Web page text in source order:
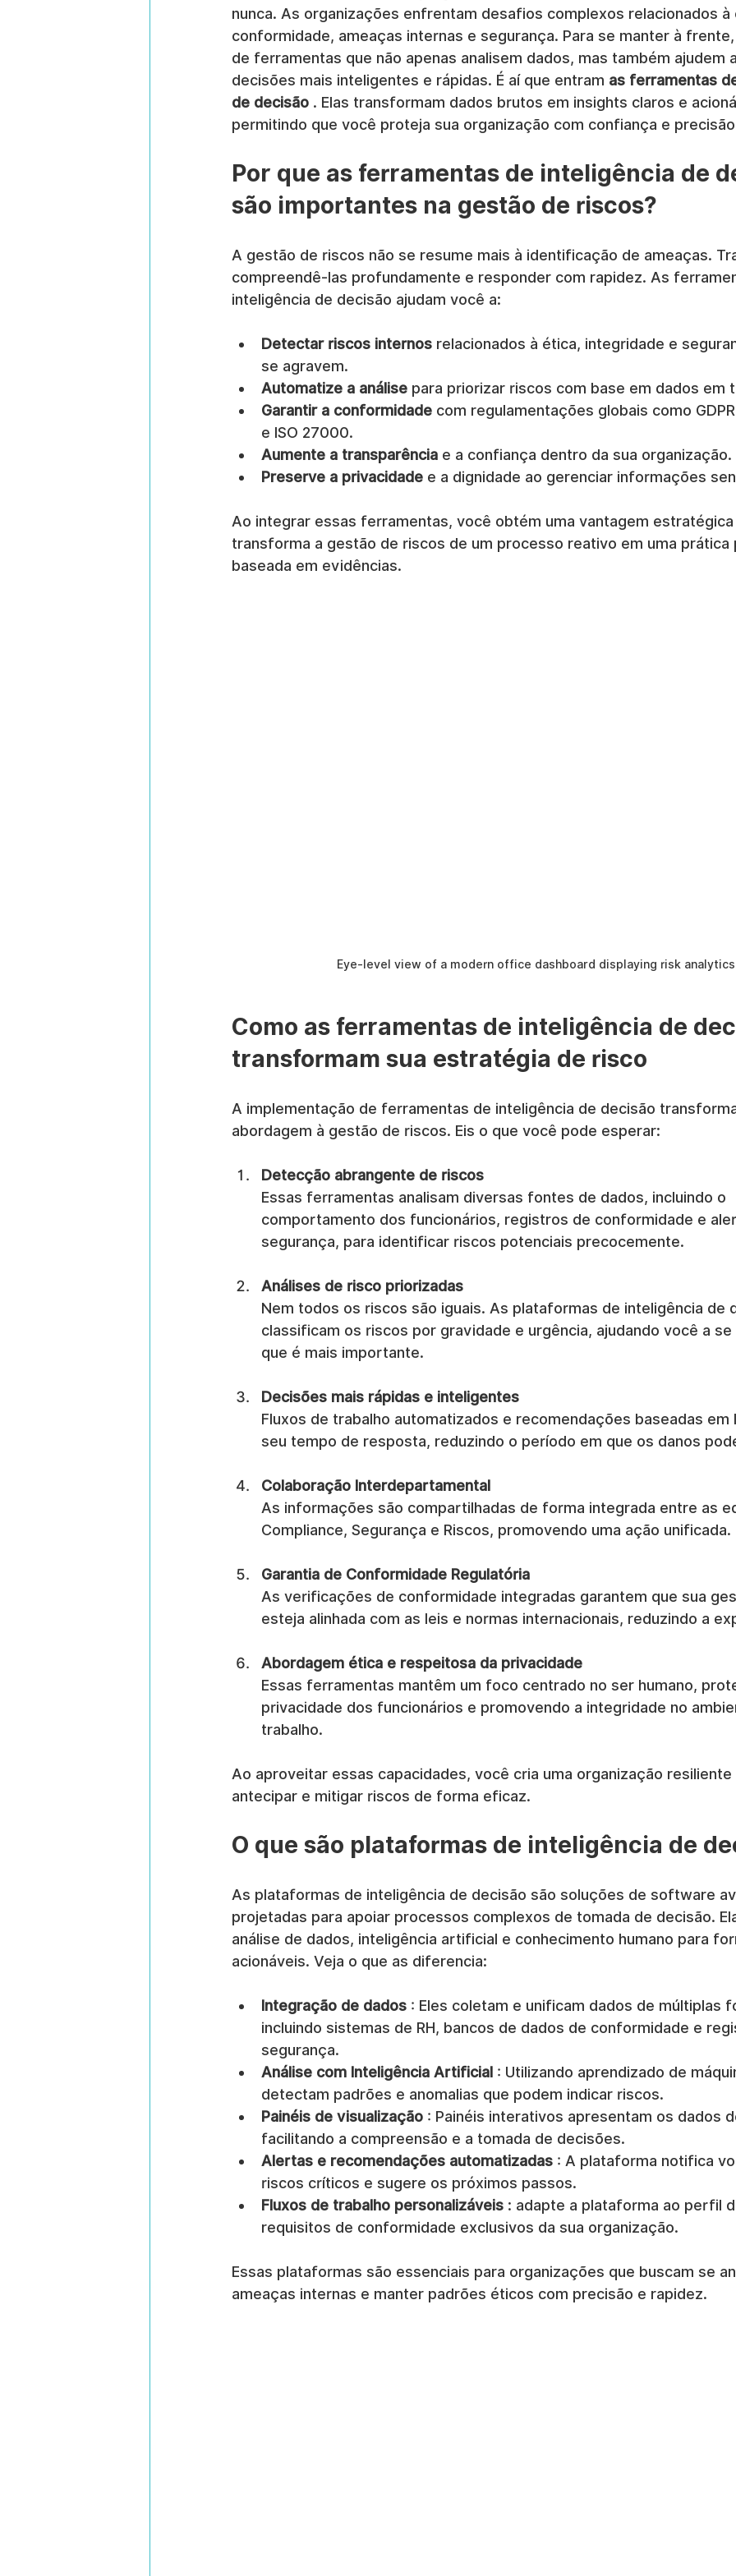
nunca. As organizações enfrentam desafios complexos relacionados
conformidade, ameaças internas e segurança. Para se manter à
de ferramentas que não apenas analisem dados, mas também ajudem
decisões mais inteligentes e rápidas. É aí que entram as ferramentas
de decisão . Elas transformam dados brutos em insights claros e
permitindo que você proteja sua organização com confiança e
Por que as ferramentas de inteligência de
são importantes na gestão de riscos?
A gestão de riscos não se resume mais à identificação de ameaças.
compreendê-las profundamente e responder com rapidez. As
inteligência de decisão ajudam você a:
Detectar riscos internos relacionados à ética, integridade e
se agravem.
Automatize a análise para priorizar riscos com base em dados em
Garantir a conformidade com regulamentações globais como
e ISO 27000.
Aumente a transparência e a confiança dentro da sua organização.
Preserve a privacidade e a dignidade ao gerenciar informações
Ao integrar essas ferramentas, você obtém uma vantagem
transforma a gestão de riscos de um processo reativo em uma
baseada em evidências.
Eye-level view of a modern office dashboard displaying risk analytics
Como as ferramentas de inteligência de
transformam sua estratégia de risco
A implementação de ferramentas de inteligência de decisão
abordagem à gestão de riscos. Eis o que você pode esperar:
Detecção abrangente de riscos
Essas ferramentas analisam diversas fontes de dados, incluindo o
comportamento dos funcionários, registros de conformidade e
segurança, para identificar riscos potenciais precocemente.
Análises de risco priorizadas
Nem todos os riscos são iguais. As plataformas de inteligência de
classificam os riscos por gravidade e urgência, ajudando você a
que é mais importante.
Decisões mais rápidas e inteligentes
Fluxos de trabalho automatizados e recomendações baseadas
seu tempo de resposta, reduzindo o período em que os danos
Colaboração Interdepartamental
As informações são compartilhadas de forma integrada entre as
Compliance, Segurança e Riscos, promovendo uma ação unificada.
Garantia de Conformidade Regulatória
As verificações de conformidade integradas garantem que sua
esteja alinhada com as leis e normas internacionais, reduzindo a
Abordagem ética e respeitosa da privacidade
Essas ferramentas mantêm um foco centrado no ser humano,
privacidade dos funcionários e promovendo a integridade no
trabalho.
Ao aproveitar essas capacidades, você cria uma organização
antecipar e mitigar riscos de forma eficaz.
O que são plataformas de inteligência de
As plataformas de inteligência de decisão são soluções de software
projetadas para apoiar processos complexos de tomada de decisão.
análise de dados, inteligência artificial e conhecimento humano para
acionáveis. Veja o que as diferencia:
Integração de dados : Eles coletam e unificam dados de múltiplas
incluindo sistemas de RH, bancos de dados de conformidade e
segurança.
Análise com Inteligência Artificial : Utilizando aprendizado de
detectam padrões e anomalias que podem indicar riscos.
Painéis de visualização : Painéis interativos apresentam os dados
facilitando a compreensão e a tomada de decisões.
Alertas e recomendações automatizadas : A plataforma notifica
riscos críticos e sugere os próximos passos.
Fluxos de trabalho personalizáveis : adapte a plataforma ao perfil
requisitos de conformidade exclusivos da sua organização.
Essas plataformas são essenciais para organizações que buscam se
ameaças internas e manter padrões éticos com precisão e rapidez.